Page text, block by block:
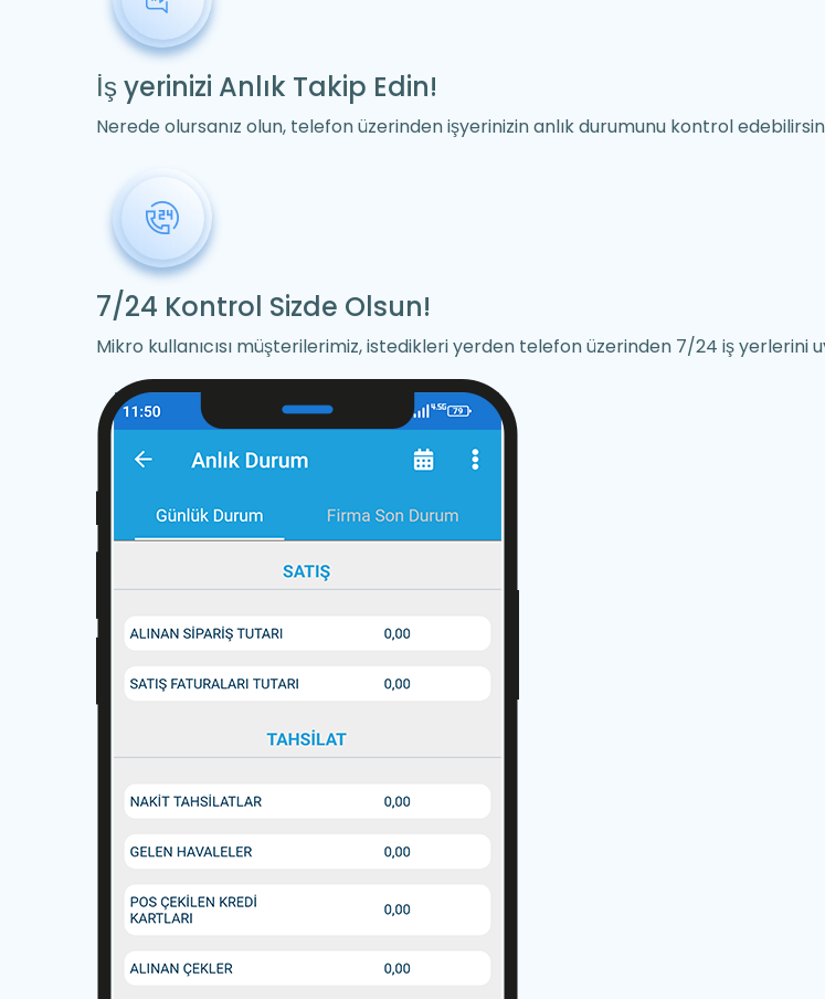
İş yerinizi Anlık Takip Edin!
Nerede olursanız olun, telefon üzerinden işyerinizin anlık durumunu kontrol
7/24 Kontrol Sizde Olsun!
Mikro kullanıcısı müşterilerimiz, istedikleri yerden telefon üzerinden 7/24 iş